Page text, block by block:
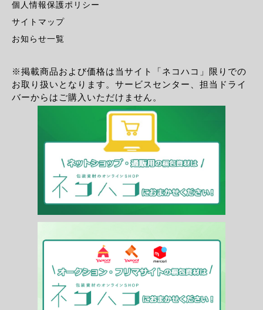
個人情報保護ポリシー
サイトマップ
お知らせ一覧
※掲載商品および価格は当サイト「ネコハコ」限りでの
お取り扱いとなります。サービスセンター、担当ドライ
バーからはご購入いただけません。